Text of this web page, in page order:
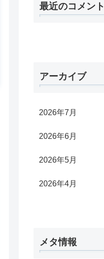
最近のコメント
アーカイブ
2026年7月
2026年6月
2026年5月
2026年4月
メタ情報